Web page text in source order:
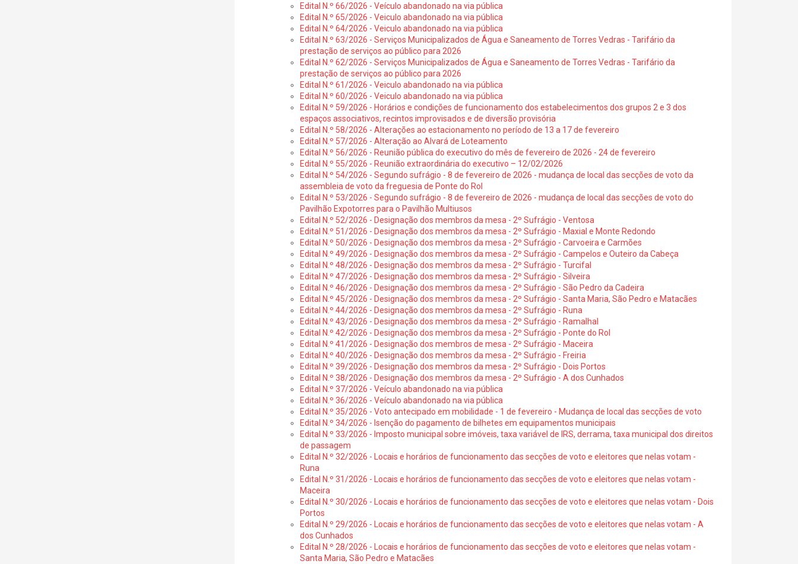
Edital N.º 66/2026 - Veículo abandonado na via pública
Edital N.º 65/2026 - Veiculo abandonado na via pública
Edital N.º 64/2026 - Veiculo abandonado na via pública
Edital N.º 63/2026 - Serviços Municipalizados de Água e Saneamento de Torres Vedras - Tarifário da
prestação de serviços ao público para 2026
Edital N.º 62/2026 - Serviços Municipalizados de Água e Saneamento de Torres Vedras - Tarifário da
prestação de serviços ao público para 2026
Edital N.º 61/2026 - Veiculo abandonado na via pública
Edital N.º 60/2026 - Veiculo abandonado na via pública
Edital N.º 59/2026 - Horários e condições de funcionamento dos estabelecimentos dos grupos 2 e 3 dos
espaços associativos, recintos improvisados e de diversão provisória
Edital N.º 58/2026 - Alterações ao estacionamento no período de 13 a 17 de fevereiro
Edital N.º 57/2026 - Alteração ao Alvará de Loteamento
Edital N.º 56/2026 - Reunião pública do executivo do mês de fevereiro de 2026 - 24 de fevereiro
Edital N.º 55/2026 - Reunião extraordinária do executivo – 12/02/2026
Edital N.º 54/2026 - Segundo sufrágio - 8 de fevereiro de 2026 - mudança de local das secções de voto da
assembleia de voto da freguesia de Ponte do Rol
Edital N.º 53/2026 - Segundo sufrágio - 8 de fevereiro de 2026 - mudança de local das secções de voto do
Pavilhão Expotorres para o Pavilhão Multiusos
Edital N.º 52/2026 - Designação dos membros da mesa - 2º Sufrágio - Ventosa
Edital N.º 51/2026 - Designação dos membros da mesa - 2º Sufrágio - Maxial e Monte Redondo
Edital N.º 50/2026 - Designação dos membros da mesa - 2º Sufrágio - Carvoeira e Carmões
Edital N.º 49/2026 - Designação dos membros da mesa - 2º Sufrágio - Campelos e Outeiro da Cabeça
Edital N.º 48/2026 - Designação dos membros da mesa - 2º Sufrágio - Turcifal
Edital N.º 47/2026 - Designação dos membros da mesa - 2º Sufrágio - Silveira
Edital N.º 46/2026 - Designação dos membros da mesa - 2º Sufrágio - São Pedro da Cadeira
Edital N.º 45/2026 - Designação dos membros da mesa - 2º Sufrágio - Santa Maria, São Pedro e Matacães
Edital N.º 44/2026 - Designação dos membros da mesa - 2º Sufrágio - Runa
Edital N.º 43/2026 - Designação dos membros da mesa - 2º Sufrágio - Ramalhal
Edital N.º 42/2026 - Designação dos membros da mesa - 2º Sufrágio - Ponte do Rol
Edital N.º 41/2026 - Designação dos membros de mesa - 2º Sufrágio - Maceira
Edital N.º 40/2026 - Designação dos membros da mesa - 2º Sufrágio - Freiria
Edital N.º 39/2026 - Designação dos membros da mesa - 2º Sufrágio - Dois Portos
Edital N.º 38/2026 - Designação dos membros da mesa - 2º Sufrágio - A dos Cunhados
Edital N.º 37/2026 - Veículo abandonado na via pública
Edital N.º 36/2026 - Veículo abandonado na via pública
Edital N.º 35/2026 - Voto antecipado em mobilidade - 1 de fevereiro - Mudança de local das secções de voto
Edital N.º 34/2026 - Isenção do pagamento de bilhetes em equipamentos municipais
Edital N.º 33/2026 - Imposto municipal sobre imóveis, taxa variável de IRS, derrama, taxa municipal dos direitos
de passagem
Edital N.º 32/2026 - Locais e horários de funcionamento das secções de voto e eleitores que nelas votam -
Runa
Edital N.º 31/2026 - Locais e horários de funcionamento das secções de voto e eleitores que nelas votam -
Maceira
Edital N.º 30/2026 - Locais e horários de funcionamento das secções de voto e eleitores que nelas votam - Dois
Portos
Edital N.º 29/2026 - Locais e horários de funcionamento das secções de voto e eleitores que nelas votam - A
dos Cunhados
Edital N.º 28/2026 - Locais e horários de funcionamento das secções de voto e eleitores que nelas votam -
Santa Maria, São Pedro e Matacães